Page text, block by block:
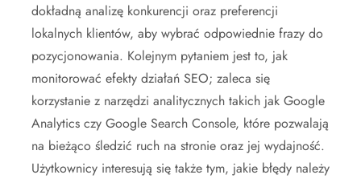
dokładną analizę konkurencji oraz preferencji
lokalnych klientów, aby wybrać odpowiednie frazy do
pozycjonowania. Kolejnym pytaniem jest to, jak
monitorować efekty działań SEO; zaleca się
korzystanie z narzędzi analitycznych takich jak Google
Analytics czy Google Search Console, które pozwalają
na bieżąco śledzić ruch na stronie oraz jej wydajność.
Użytkownicy interesują się także tym, jakie błędy należy